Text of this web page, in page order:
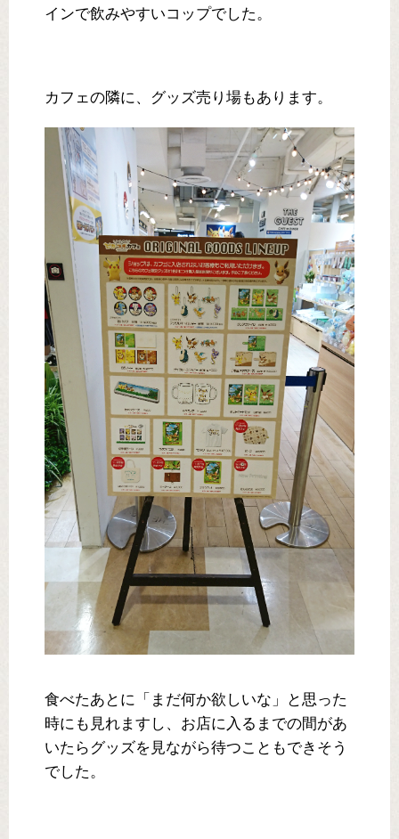
インで飲みやすいコップでした。
カフェの隣に、グッズ売り場もあります。
食べたあとに「まだ何か欲しいな」と思った
時にも見れますし、お店に入るまでの間があ
いたらグッズを見ながら待つこともできそう
でした。